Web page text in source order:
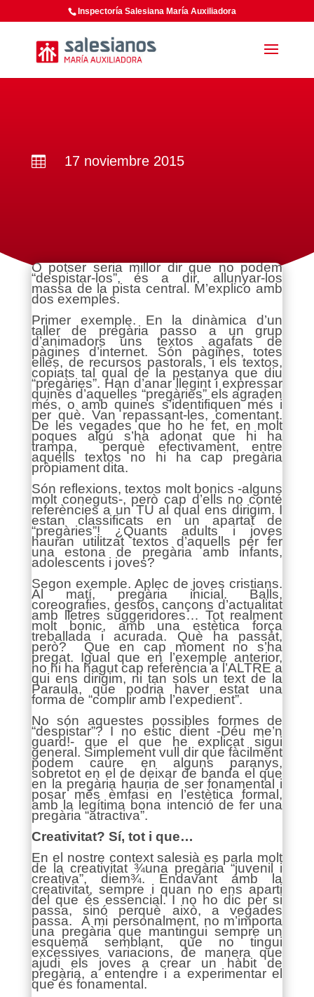
Inspectoría Salesiana María Auxiliadora
 17 noviembre 2015
O potser seria millor dir que no podem
“despistar-los”, és a dir, allunyar-los
massa de la pista central. M’explico amb
dos exemples.
Primer exemple. En la dinàmica d’un
taller de pregària passo a un grup
d’animadors uns textos agafats de
pàgines d’internet. Són pàgines, totes
elles, de recursos pastorals, i els textos,
copiats tal qual de la pestanya que diu
“pregàries”. Han d’anar llegint i expressar
quines d’aquelles “pregàries” els agraden
més, o amb quines s’identifiquen més i
per què. Van repassant-les, comentant.
De les vegades que ho he fet, en molt
poques algú s’ha adonat que hi ha
trampa, perquè efectivament, entre
aquells textos no hi ha cap pregària
pròpiament dita.
Són reflexions, textos molt bonics -alguns
molt coneguts-, però cap d’ells no conté
referències a un TU al qual ens dirigim. I
estan classificats en un apartat de
“pregàries”! ¿Quants adults i joves
hauran utilitzat textos d’aquells per fer
una estona de pregària amb infants,
adolescents i joves?
Segon exemple. Aplec de joves cristians.
Al matí, pregària inicial. Balls,
coreografies, gestos, cançons d’actualitat
amb lletres suggeridores… Tot realment
molt bonic, amb una estètica força
treballada i acurada. Què ha passat,
però? Que en cap moment no s’ha
pregat. Igual que en l’exemple anterior,
no hi ha hagut cap referència a l’ALTRE a
qui ens dirigim, ni tan sols un text de la
Paraula, que podria haver estat una
forma de “complir amb l’expedient”.
No són aquestes possibles formes de
“despistar”? I no estic dient -Déu me’n
guard!- que el que he explicat sigui
general. Simplement vull dir que fàcilment
podem caure en alguns paranys,
sobretot en el de deixar de banda el que
en la pregària hauria de ser fonamental i
posar més èmfasi en l’estètica formal,
amb la legítima bona intenció de fer una
pregària “atractiva”.
Creativitat? Sí, tot i que…
En el nostre context salesià es parla molt
de la creativitat ¾una pregària “juvenil i
creativa”, diem¾. Endavant amb la
creativitat, sempre i quan no ens aparti
del que és essencial. I no ho dic per si
passa, sinó perquè això, a vegades
passa. A mi personalment, no m’importa
una pregària que mantingui sempre un
esquema semblant, que no tingui
excessives variacions, de manera que
ajudi els joves a crear un hàbit de
pregària, a entendre i a experimentar el
que és fonamental.